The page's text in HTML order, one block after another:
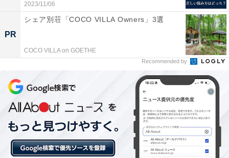
プライム会員の場合の追加特典
では、プライム会員になると、どのような特典が楽しめ
るのでしょうか。
2023/11/06
PR
シェア別荘「COCO VILLA Owners」3選
COCO VILLA on GOETHE
Recommended by